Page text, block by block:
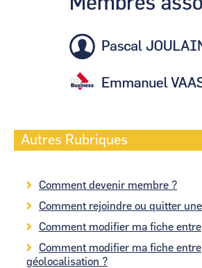
Autres Rubriques
Comment devenir membre ?
Comment rejoindre ou quitter
Comment modifier ma fiche
Comment modifier ma fiche
géolocalisation ?